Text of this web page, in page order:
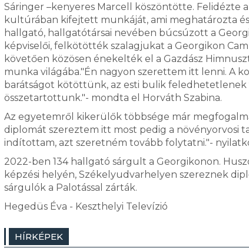
Sáringer –kenyeres Marcell köszöntötte. Felidézte
kultúrában kifejtett munkáját, ami meghatározta
hallgató, hallgatótársai nevében búcsúzott a
képviselői, felkötötték szalagjukat a Georgikon
követően közösen énekelték el a Gazdász
munka világába."Én nagyon szerettem itt lenni. A
barátságot kötöttünk, az esti bulik
összetartottunk."- mondta el Horváth Szabina.
Az egyetemről kikerülők többsége már
diplomát szereztem itt most pedig a növényorvosi
indítottam, azt szeretném tovább folytatni."-
2022-ben 134 hallgató sárgult a Georgikonon.
képzési helyén, Székelyudvarhelyen szereznek
sárgulók a Palotással zárták.
Hegedüs Éva - Keszthelyi Televízió
HÍRKÉPEK